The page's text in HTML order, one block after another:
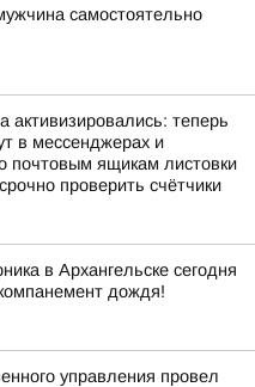
самостоятельно
активизировались: теперь
в мессенджерах и
почтовым ящикам листовки
проверить счётчики
в Архангельске сегодня
дождя!
управления провел